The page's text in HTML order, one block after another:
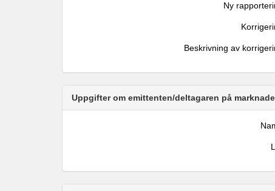
Ny
Beskrivning av
Uppgifter om emittenten/deltagaren på